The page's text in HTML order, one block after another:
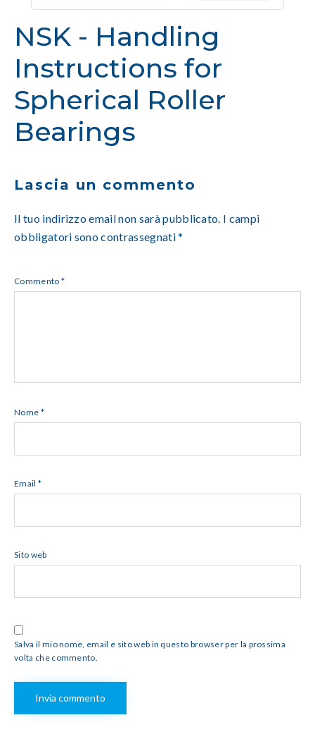
NSK - Handling
Instructions for
Spherical Roller
Bearings
Lascia un commento
Il tuo indirizzo email non sarà pubblicato. I campi
obbligatori sono contrassegnati*
Commento *
Nome *
Email *
Sito web
Salva il mio nome, email e sito web in questo browser per la prossima
volta che commento.